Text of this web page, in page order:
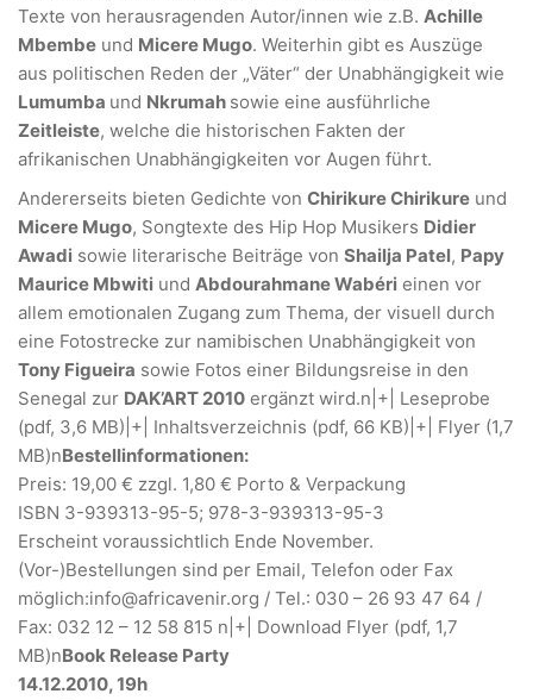
Texte von herausragenden Autor/innen wie z.B. Achille
Mbembe und Micere Mugo. Weiterhin gibt es Auszüge
aus politischen Reden der „Väter“ der Unabhängigkeit wie
Lumumba und Nkrumah sowie eine ausführliche
Zeitleiste, welche die historischen Fakten der
afrikanischen Unabhängigkeiten vor Augen führt.
Andererseits bieten Gedichte von Chirikure Chirikure und
Micere Mugo, Songtexte des Hip Hop Musikers Didier
Awadi sowie literarische Beiträge von Shailja Patel, Papy
Maurice Mbwiti und Abdourahmane Wabéri einen vor
allem emotionalen Zugang zum Thema, der visuell durch
eine Fotostrecke zur namibischen Unabhängigkeit von
Tony Figueira sowie Fotos einer Bildungsreise in den
Senegal zur DAK’ART 2010 ergänzt wird.n |+| Leseprobe
(pdf, 3,6 MB) |+| Inhaltsverzeichnis (pdf, 66 KB) |+| Flyer (1,7
MB)nBestellinformationen:
Preis: 19,00 € zzgl. 1,80 € Porto & Verpackung
ISBN 3-939313-95-5; 978-3-939313-95-3
Erscheint voraussichtlich Ende November.
(Vor-)Bestellungen sind per Email, Telefon oder Fax
möglich:gro.rinevacirfa@ofni / Tel.: 030 – 26 93 47 64 /
Fax: 032 12 – 12 58 815 n |+| Download Flyer (pdf, 1,7
MB)nBook Release Party
14.12.2010, 19h